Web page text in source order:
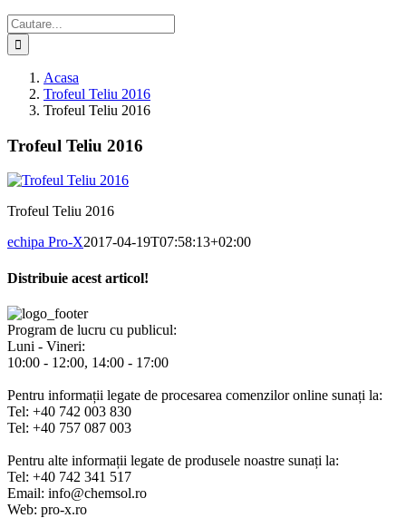
Cautare...
Acasa
Trofeul Teliu 2016
Trofeul Teliu 2016
Trofeul Teliu 2016
Trofeul Teliu 2016
echipa Pro-X2017-04-19T07:58:13+02:00
Distribuie acest articol!
Facebook
X
Pinterest
E-
mail:
Program de lucru cu publicul:
Luni - Vineri:
10:00 - 12:00, 14:00 - 17:00
Pentru informații legate de procesarea comenzilor online sunați la:
Tel: +40 742 003 830
Tel: +40 757 087 003
Pentru alte informații legate de produsele noastre sunați la:
Tel: +40 742 341 517
Email: info@chemsol.ro
Web: pro-x.ro